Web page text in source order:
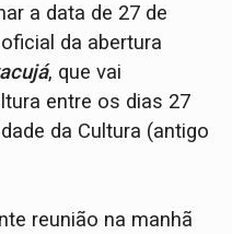
a data de 27 de
da abertura
, que vai
entre os dias 27
da Cultura (antigo
reunião na manhã